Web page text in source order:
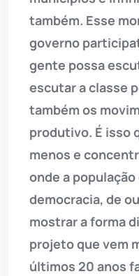
também. Esse
governo
gente possa
escutar a classe
também os
produtivo. É isso
menos e
onde a
democracia, de
mostrar a forma
projeto que vem
últimos 20 anos